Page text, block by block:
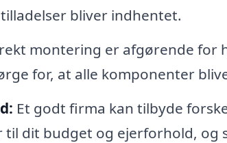
bliver indhentet.
montering er afgørende for
for, at alle komponenter
Et godt firma kan tilbyde
til dit budget og ejerforhold,